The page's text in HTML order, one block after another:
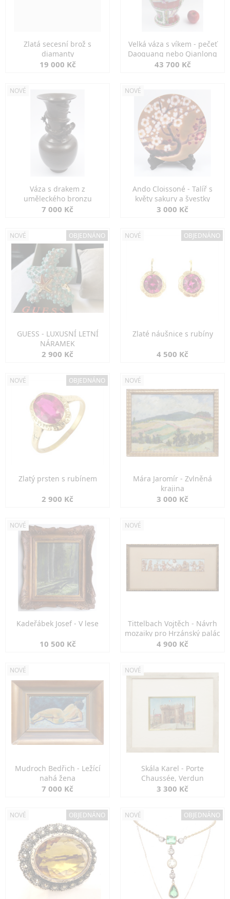
Zlatá secesní brož s
diamanty
19 000 Kč
Velká váza s víkem - pečeť
Daoguang nebo Qianlong
43 700 Kč
NOVÉ
Váza s drakem z
uměleckého bronzu
7 000 Kč
NOVÉ
Ando Cloissoné - Talíř s
květy sakury a švestky
3 000 Kč
NOVÉ OBJEDNÁNO
GUESS - LUXUSNÍ LETNÍ
NÁRAMEK
2 900 Kč
NOVÉ OBJEDNÁNO
Zlaté náušnice s rubíny
4 500 Kč
NOVÉ OBJEDNÁNO
Zlatý prsten s rubínem
2 900 Kč
NOVÉ
Mára Jaromír - Zvlněná
krajina
3 000 Kč
NOVÉ
Kadeřábek Josef - V lese
10 500 Kč
NOVÉ
Tittelbach Vojtěch - Návrh
mozaiky pro Hrzánský palác
4 900 Kč
NOVÉ
Mudroch Bedřich - Ležící
nahá žena
7 000 Kč
NOVÉ
Skála Karel - Porte
Chaussée, Verdun
3 300 Kč
NOVÉ OBJEDNÁNO NOVÉ OBJEDNÁNO